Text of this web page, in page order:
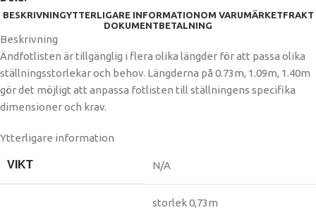
BESKRIVNINGYTTERLIGARE INFORMATIONOM VARUMÄRKETFRAKT
DOKUMENTBETALNING
Beskrivning
Ändfotlisten är tillgänglig i flera olika längder för att passa olika
ställningsstorlekar och behov. Längderna på 0.73m, 1.09m, 1.40m
gör det möjligt att anpassa fotlisten till ställningens specifika
dimensioner och krav.
Ytterligare information
VIKT N/A
storlek 0,73m